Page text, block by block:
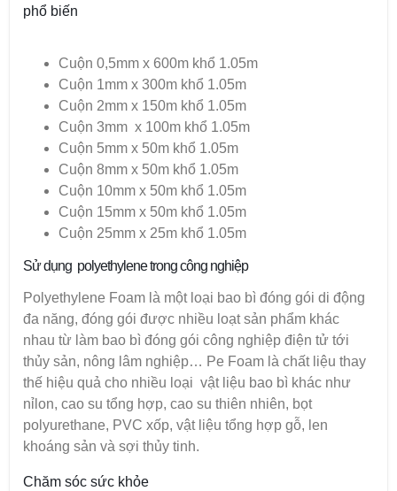
phổ biến
Cuộn 0,5mm x 600m khổ 1.05m
Cuộn 1mm x 300m khổ 1.05m
Cuộn 2mm x 150m khổ 1.05m
Cuộn 3mm x 100m khổ 1.05m
Cuộn 5mm x 50m khổ 1.05m
Cuộn 8mm x 50m khổ 1.05m
Cuộn 10mm x 50m khổ 1.05m
Cuộn 15mm x 50m khổ 1.05m
Cuộn 25mm x 25m khổ 1.05m
Sử dụng polyethylene trong công nghiệp
Polyethylene Foam là một loại bao bì đóng gói di động
đa năng, đóng gói được nhiều loạt sản phẩm khác
nhau từ làm bao bì đóng gói công nghiệp điện tử tới
thủy sản, nông lâm nghiệp… Pe Foam là chất liệu thay
thế hiệu quả cho nhiều loại vật liệu bao bì khác như
nỉlon, cao su tổng hợp, cao su thiên nhiên, bọt
polyurethane, PVC xốp, vật liệu tổng hợp gỗ, len
khoáng sản và sợi thủy tinh.
Chăm sóc sức khỏe